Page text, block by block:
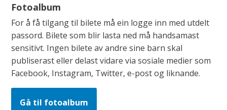
Fotoalbum
For å få tilgang til bilete må ein logge inn med utdelt
passord. Bilete som blir lasta ned må handsamast
sensitivt. Ingen bilete av andre sine barn skal
publiserast eller delast vidare via sosiale medier som
Facebook, Instagram, Twitter, e-post og liknande.
Gå til fotoalbum